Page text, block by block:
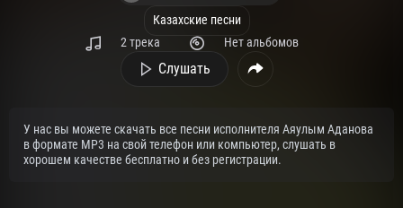
Казахские песни
2 трека
Нет альбомов
Слушать
У нас вы можете скачать все песни исполнителя Аяулым Аданова
в формате MP3 на свой телефон или компьютер, слушать в
хорошем качестве бесплатно и без регистрации.